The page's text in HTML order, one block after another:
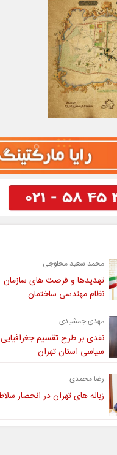
محمد سعید محلوجی
تهدیدها و فرصت های سازمان
نظام مهندسی ساختمان
مهدی جمشیدی
نقدی بر طرح تقسیم
سیاسی استان تهران
رضا محمدی
زباله های تهران در انحصار